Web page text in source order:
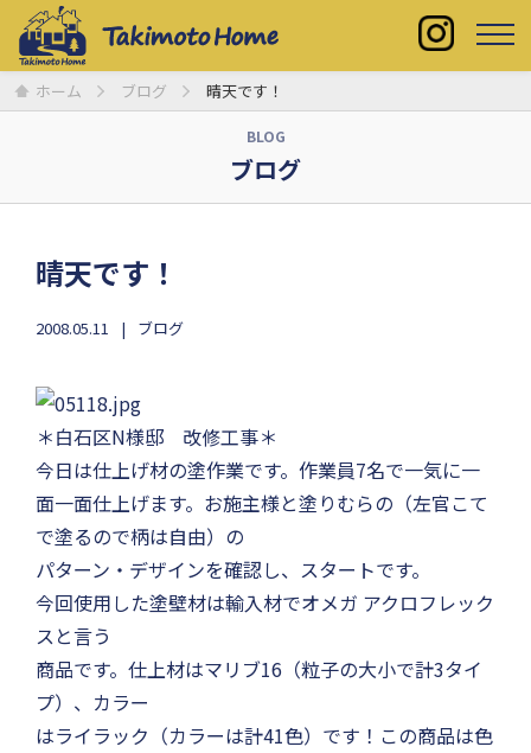
ホーム ブログ 晴天です！
BLOG
ブログ
晴天です！
2008.05.11 ブログ
＊白石区N様邸 改修工事＊
今日は仕上げ材の塗作業です。作業員7名で一気に一
面一面仕上げます。お施主様と塗りむらの（左官こて
で塗るので柄は自由）の
パターン・デザインを確認し、スタートです。
今回使用した塗壁材は輸入材でオメガ アクロフレック
スと言う
商品です。仕上材はマリブ16（粒子の大小で計3タイ
プ）、カラー
はライラック（カラーは計41色）です！この商品は色